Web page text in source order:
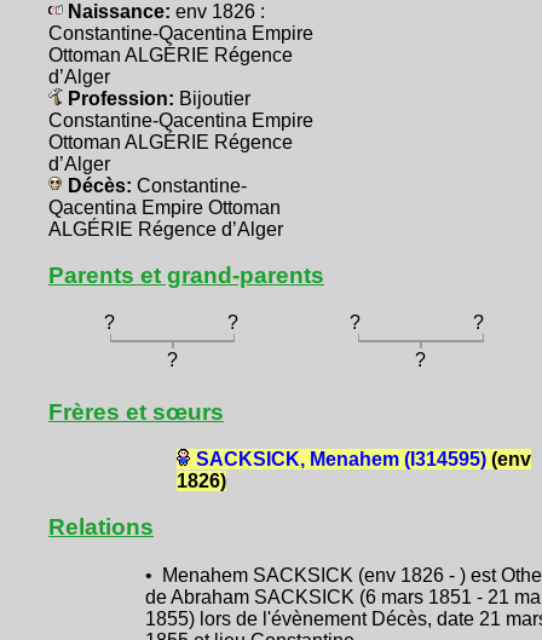
Naissance: env 1826 :
Constantine-Qacentina Empire
Ottoman ALGÉRIE Régence
d’Alger
Profession: Bijoutier
Constantine-Qacentina Empire
Ottoman ALGÉRIE Régence
d’Alger
Décès: Constantine-
Qacentina Empire Ottoman
ALGÉRIE Régence d’Alger
Parents et grand-parents
? ? ?
?
?
?
Frères et sœurs
SACKSICK, Menahem (I314595)(env
1826)
Relations
• Menahem SACKSICK (env 1826 - ) est
de Abraham SACKSICK (6 mars 1851 - 21
1855) lors de l'évènement Décès, date 21